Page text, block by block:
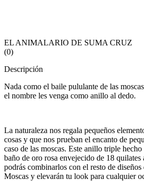
EL ANIMALARIO DE SUMA CRUZ
(0)
Descripción
Nada como el baile pululante de las
el nombre les venga como anillo al dedo.
La naturaleza nos regala pequeños
cosas y que nos prueban el encanto de
caso de las moscas. Este anillo triple
baño de oro rosa envejecido de 18 quilates
podrás combinarlos con el resto de
Moscas y elevarán tu look para cualquier